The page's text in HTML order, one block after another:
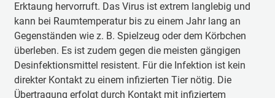
Erktaung hervorruft. Das Virus ist extrem langlebig und
kann bei Raumtemperatur bis zu einem Jahr lang an
Gegenständen wie z. B. Spielzeug oder dem Körbchen
überleben. Es ist zudem gegen die meisten gängigen
Desinfektionsmittel resistent. Für die Infektion ist kein
direkter Kontakt zu einem infizierten Tier nötig. Die
Übertragung erfolgt durch Kontakt mit infiziertem